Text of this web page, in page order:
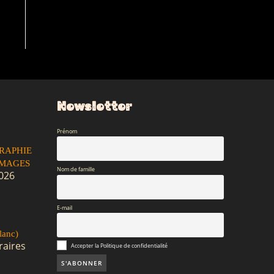
Newsletter
Prénom
Nom de famille
E-mail
Accepter la Politique de confidentialité